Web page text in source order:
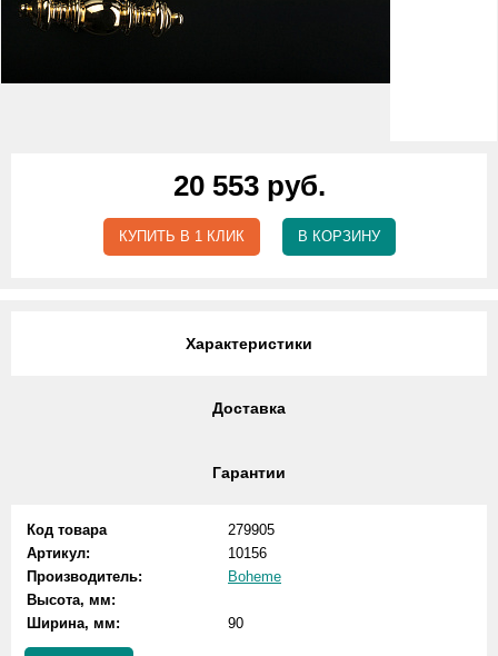
20 553 руб.
КУПИТЬ В 1 КЛИК В КОРЗИНУ
Характеристики
Доставка
Гарантии
Код товара
279905
Артикул:
10156
Производитель:
Boheme
Высота, мм:
Ширина, мм:
90